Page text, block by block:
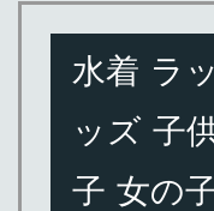
水着 ラ
ッズ 子
子 女の